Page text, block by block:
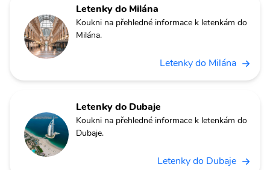
Letenky do Milána
Koukni na přehledné informace k letenkám do
Milána.
Letenky do Milána
Letenky do Dubaje
Koukni na přehledné informace k letenkám do
Dubaje.
Letenky do Dubaje